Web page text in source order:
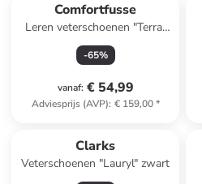
Comfortfusse
Leren veterschoenen "Terra"
blauw
-65%
vanaf: € 54,99
Adviesprijs (AVP): € 159,00*
Clarks
Veterschoenen "Lauryl" zwart